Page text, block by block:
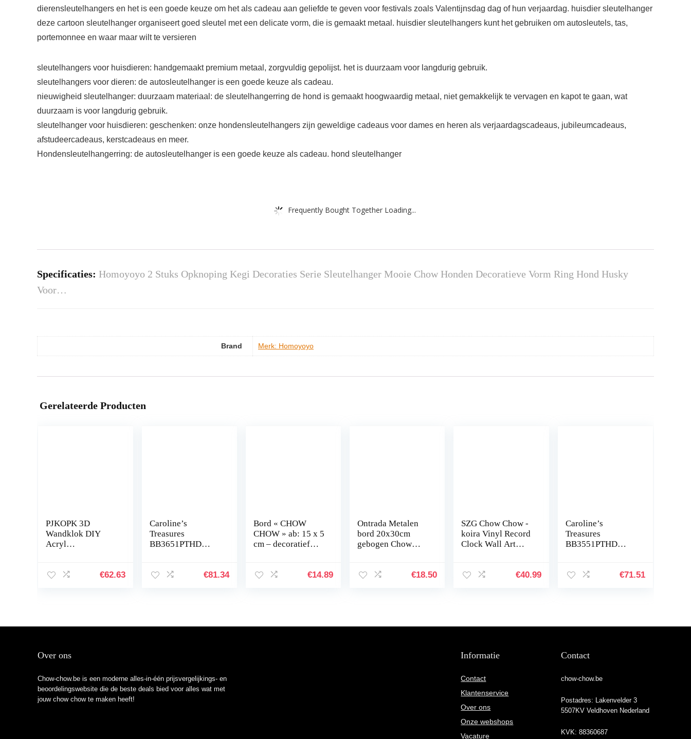
dierensleutelhangers en het is een goede keuze om het als cadeau aan geliefde te geven voor festivals zoals Valentijnsdag dag of hun verjaardag. huisdier sleutelhanger
deze cartoon sleutelhanger organiseert goed sleutel met een delicate vorm, die is gemaakt metaal. huisdier sleutelhangers kunt het gebruiken om autosleutels, tas,
portemonnee en waar maar wilt te versieren
sleutelhangers voor huisdieren: handgemaakt premium metaal, zorgvuldig gepolijst. het is duurzaam voor langdurig gebruik.
sleutelhangers voor dieren: de autosleutelhanger is een goede keuze als cadeau.
nieuwigheid sleutelhanger: duurzaam materiaal: de sleutelhangerring de hond is gemaakt hoogwaardig metaal, niet gemakkelijk te vervagen en kapot te gaan, wat
duurzaam is voor langdurig gebruik.
sleutelhanger voor huisdieren: geschenken: onze hondensleutelhangers zijn geweldige cadeaus voor dames en heren als verjaardagscadeaus, jubileumcadeaus,
afstudeercadeaus, kerstcadeaus en meer.
Hondensleutelhangerring: de autosleutelhanger is een goede keuze als cadeau. hond sleutelhanger
Frequently Bought Together Loading...
Specificaties: Homoyoyo 2 Stuks Opknoping Kegi Decoraties Serie Sleutelhanger Mooie Chow Honden Decoratieve Vorm Ring Hond Husky
Voor…
Brand Merk: Homoyoyo
Gerelateerde Producten
PJKOPK 3D
Wandklok DIY
Acryl
Silhouet, Stille €62.63
Caroline’s
Treasures
BB3651PTHD
pannenhouders,
€81.34
Bord « CHOW
CHOW » ab: 15 x 5
cm – decoratief
huisdier 29 x 9,7
€14.89
Ontrada Metalen
bord 20x30cm
gebogen Chow
decoratie geschenk
€18.50
SZG Chow Chow -
koira Vinyl Record
Clock Wall Art
(B) – LEDillä
€40.99
Caroline’s
Treasures
BB3551PTHD
Pothouders,
€71.51
Over ons
Chow-chow.be is een moderne alles-in-één prijsvergelijkings- en
beoordelingswebsite die de beste deals bied voor alles wat met
jouw chow chow te maken heeft!
Informatie
Contact
Klantenservice
Over ons
Onze webshops
Vacature
Contact
chow-chow.be
Postadres: Lakenvelder 3
5507KV Veldhoven Nederland
KVK: 88360687